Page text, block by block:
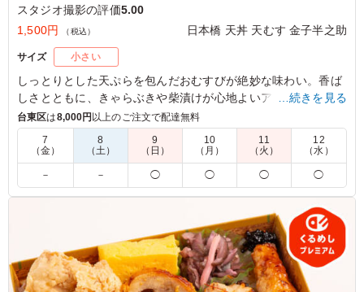
スタジオ撮影の評価5.00
1,500円
（税込） 日本橋 天丼 天むす 金子半之助
サイズ 小さい
しっとりとした天ぷらを包んだおむすびが絶妙な味わい。香ば
しさとともに、きゃらぶきや柴漬けが心地よいアクセントを加
えます。お集まりの席や接待にぴったりです。日本橋 天丼 天
むす 金子半之助の天むすで特別なひとときをお楽しみくださ
い。
5.0
お弁当が小さめとのことで、つまめる様にプラスしまし
た。 一口サイズで食べやすく、つまみやすいので差し入
れや会議にも便利でした。ご飯のかたさがちょうどよく、
海老の風味も感じられます。6個あるのでシェアしやすい
点も助かりました。
…続きを見る
台東区は8,000円以上のご注文で配達無料
7
（金）
8
（土）
9
（日）
10
（月）
11
（火）
12
（水）
－ － ◯ ◯ ◯ ◯